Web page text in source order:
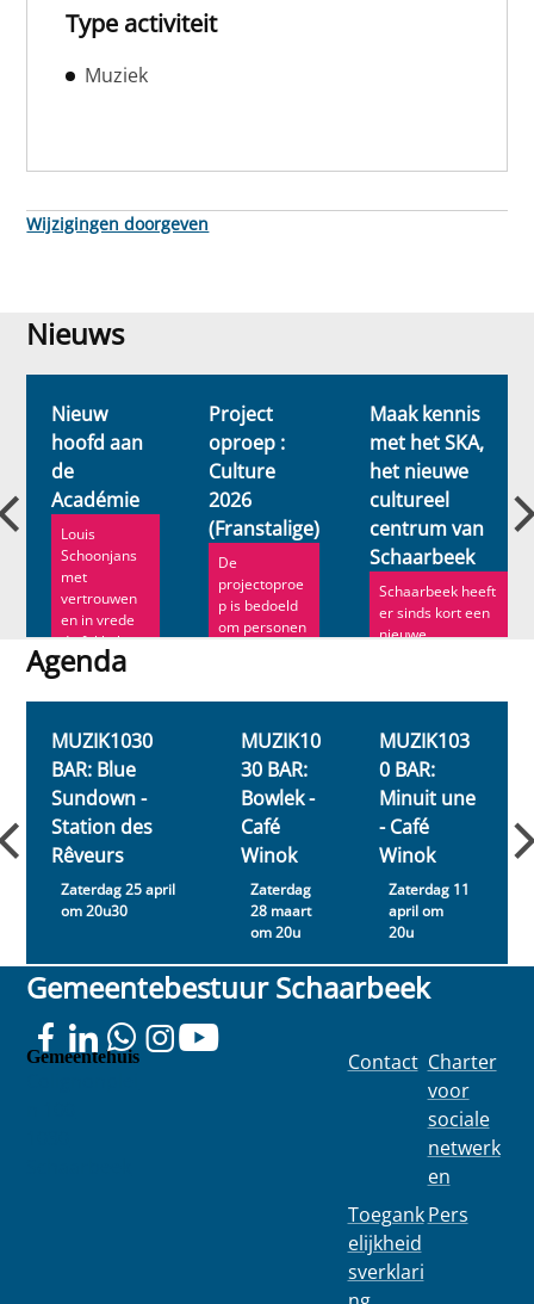
Type activiteit
Muziek
Wijzigingen doorgeven
Nieuws
Nieuws
Nieuw
hoofd aan
de
Académie
Louis
Schoonjans
met
vertrouwen
en in vrede
de fakkel
door. Ann
Project
oproep :
Culture
2026
(Franstalige)
De
projectoproe
p is bedoeld
om personen
Maak kennis
met het SKA,
het nieuwe
cultureel
centrum van
Schaarbeek
Schaarbeek heeft
er sinds kort een
nieuwe
Agenda
Agenda
MUZIK1030
BAR: Blue
Sundown -
Station des
Rêveurs
Zaterdag 25 april
om 20u30
MUZIK10
30 BAR:
Bowlek -
Café
Winok
Zaterdag
28 maart
om 20u
MUZIK103
0 BAR:
Minuit une
- Café
Winok
Zaterdag 11
april om
20u
Gemeentebestuur Schaarbeek
Gemeentehuis Contact
Toegank
elijkheid
sverklari
Charter
voor
sociale
netwerk
en
Pers